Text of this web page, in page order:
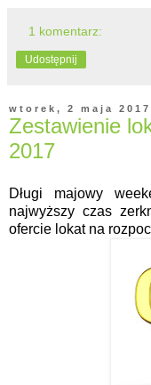
1 komentarz:
Udostępnij
wtorek, 2 maja 2017
Zestawienie
2017
Długi majowy
najwyższy czas
ofercie lokat na